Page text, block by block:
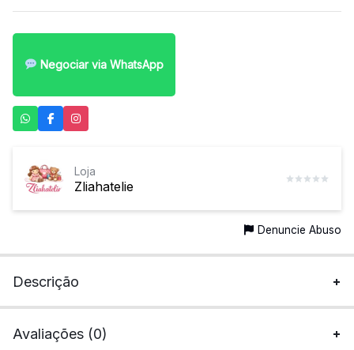
Negociar via WhatsApp
Zliahatelie
Loja
Denuncie Abuso
Descrição
Avaliações (0)